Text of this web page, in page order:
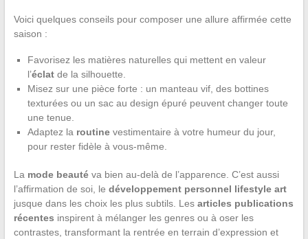
Voici quelques conseils pour composer une allure affirmée cette
saison :
Favorisez les matières naturelles qui mettent en valeur
l’éclatde la silhouette.
Misez sur une pièce forte : un manteau vif, des bottines
texturées ou un sac au design épuré peuvent changer toute
une tenue.
Adaptez la routinevestimentaire à votre humeur du jour,
pour rester fidèle à vous-même.
La mode beautéva bien au-delà de l’apparence. C’est aussi
l’affirmation de soi, le développement personnel lifestyle art
jusque dans les choix les plus subtils. Les articles publications
récentes inspirent à mélanger les genres ou à oser les
contrastes, transformant la rentrée en terrain d’expression et